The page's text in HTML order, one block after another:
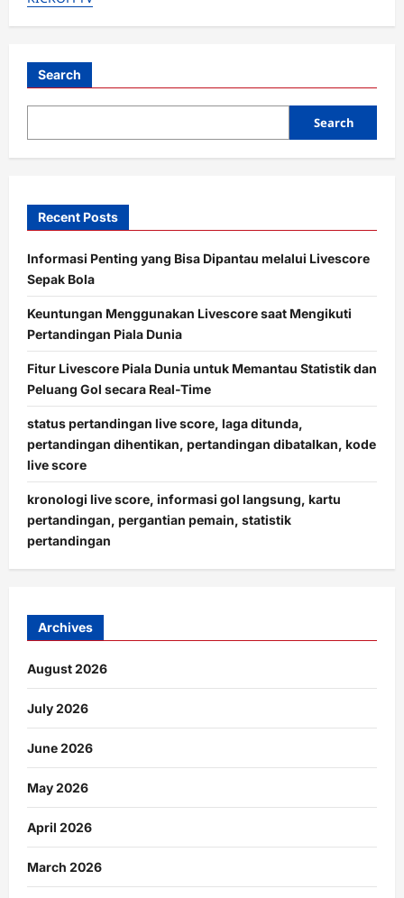
Ten
Search
Search
Recent Posts
Informasi Penting yang Bisa Dipantau melalui Livescore
Sepak Bola
Keuntungan Menggunakan Livescore saat Mengikuti
Pertandingan Piala Dunia
Fitur Livescore Piala Dunia untuk Memantau Statistik dan
Peluang Gol secara Real-Time
status pertandingan live score, laga ditunda,
pertandingan dihentikan, pertandingan dibatalkan, kode
live score
kronologi live score, informasi gol langsung, kartu
pertandingan, pergantian pemain, statistik
pertandingan
Archives
August 2026
July 2026
June 2026
May 2026
April 2026
March 2026